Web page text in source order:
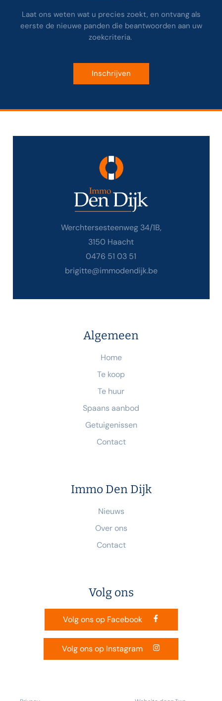
Laat ons weten wat u precies zoekt, en ontvang als
eerste de nieuwe panden die beantwoorden aan uw
zoekcriteria.
Inschrijven
Werchtersesteenweg 34/1B,
3150 Haacht
0476 51 03 51
brigitte@immodendijk.be
Immo Den Dijk
Nieuws
Over ons
Contact
Volg ons
Volg ons op Facebook
Volg ons op Instagram
Algemeen
Home
Te koop
Te huur
Spaans aanbod
Getuigenissen
Contact